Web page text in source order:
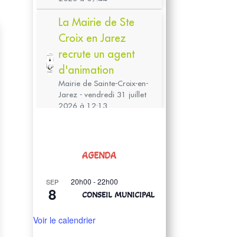
AGENDA
SEP
8
20h00 -22h00
CONSEIL MUNICIPAL
Voir le calendrier